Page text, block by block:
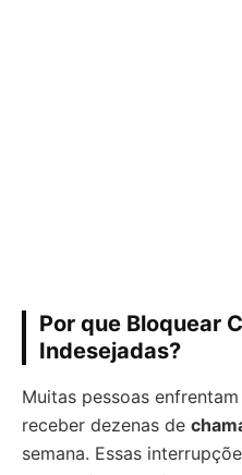
Por que Bloquear
Indesejadas?
Muitas pessoas
receber dezenas de
semana. Essas